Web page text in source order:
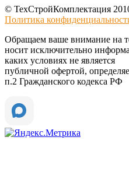
© ТехСтройКомплектация
Политика
Обращаем ваше внимание на
носит исключительно
каких условиях не является
публичной офертой,
п.2 Гражданского кодекса РФ